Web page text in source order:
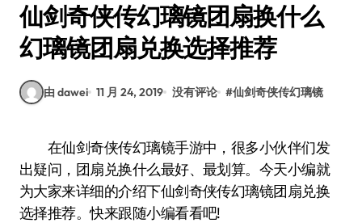
仙剑奇侠传幻璃镜团扇换什么
幻璃镜团扇兑换选择推荐
由 dawei 11 月 24, 2019 没有评论 #仙剑奇侠传幻璃镜
在仙剑奇侠传幻璃镜手游中，很多小伙伴们发
出疑问，团扇兑换什么最好、最划算。今天小编就
为大家来详细的介绍下仙剑奇侠传幻璃镜团扇兑换
选择推荐。快来跟随小编看看吧!